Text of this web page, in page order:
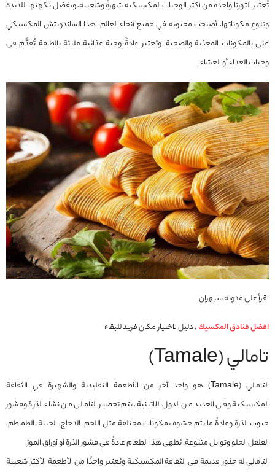
تُعتبر التورتا واحدة من أكثر الوجبات المكسيكية شهرةً وشعبية، وبفضل نكهتها اللذيذة
وتنوع مكوناتها، أصبحت محبوبة في جميع أنحاء العالم. هذا الساندويتش المكسيكي
غني بالمكونات المغذية والصحية، ويُعتبر عادةً وجبة غذائية مليئة بالطاقة تُقدَّم في
وجبات الغداء أو العشاء.
اقرأ على مدونة سبهران
افضل فنادق المكسيك; دليل لاختيار مكان فريد للبقاء
تامالي (Tamale)
التامالي (Tamale) هو واحد آخر من الأطعمة التقليدية والشهيرة في الثقافة
المكسيكية وفي العديد من الدول اللاتينية. يتم تحضير التامالي من نشاء الذرة وقشور
حبوب الذرة وعادةً ما يتم حشوه بمكونات مختلفة مثل اللحم، الدجاج، الجبنة، الطماطم،
الفلفل الحلو وتوابل متنوعة. يُطهى هذا الطعام عادةً في قشور الذرة أو أوراق الموز.
التامالي له جذور قديمة في الثقافة المكسيكية ويُعتبر واحدًا من الأطعمة الأكثر شعبية